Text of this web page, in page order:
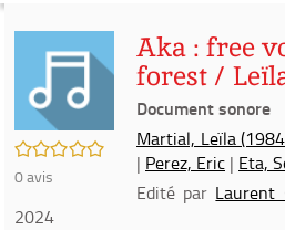
/5
0avis
Aka : free
forest /
Document sonore
Martial, Leïla
| Perez, Eric | Eta,
Edité par Laurent
2024